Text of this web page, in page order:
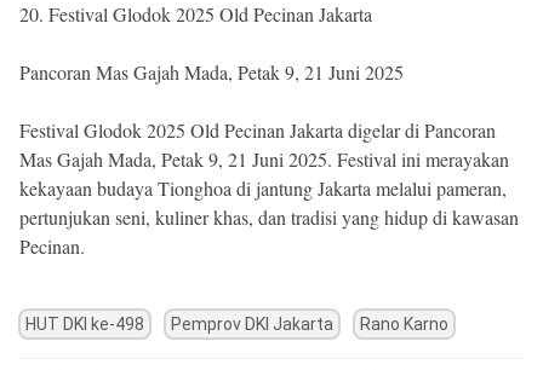
20. Festival Glodok 2025 Old Pecinan Jakarta
Pancoran Mas Gajah Mada, Petak 9, 21 Juni 2025
Festival Glodok 2025 Old Pecinan Jakarta digelar di Pancoran
Mas Gajah Mada, Petak 9, 21 Juni 2025. Festival ini merayakan
kekayaan budaya Tionghoa di jantung Jakarta melalui pameran,
pertunjukan seni, kuliner khas, dan tradisi yang hidup di kawasan
Pecinan.
HUT DKI ke-498 Pemprov DKI Jakarta Rano Karno